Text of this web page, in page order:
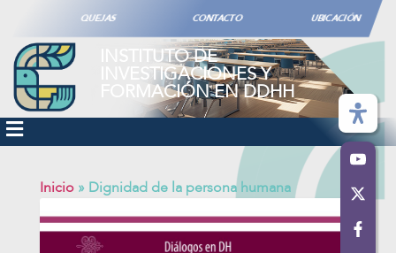
QUEJAS CONTACTO UBICACIÓN
INSTITUTO DE
INVESTIGACIONES Y
FORMACIÓN EN DDHH
Inicio» Dignidad de la persona humana